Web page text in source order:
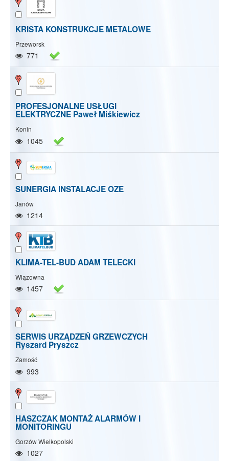
KRISTA KONSTRUKCJE METALOWE
Przeworsk
771
PROFESJONALNE USŁUGI
ELEKTRYCZNE Paweł Miśkiewicz
Konin
1045
SUNERGIA INSTALACJE OZE
Janów
1214
KLIMA-TEL-BUD ADAM TELECKI
Wiązowna
1457
SERWIS URZĄDZEŃ GRZEWCZYCH
Ryszard Pryszcz
Zamość
993
HASZCZAK MONTAŻ ALARMÓW I
MONITORINGU
Gorzów Wielkopolski
1027